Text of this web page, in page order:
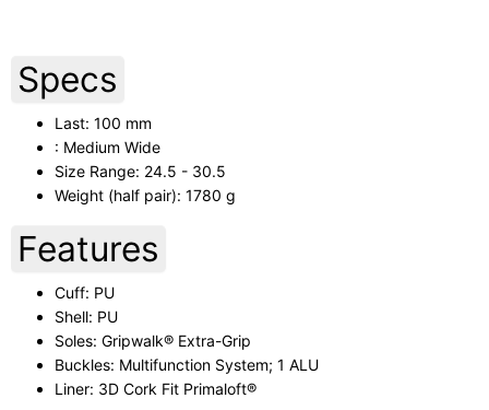
Specs
Last: 100 mm
: Medium Wide
Size Range: 24.5 - 30.5
Weight (half pair): 1780 g
Features
Cuff: PU
Shell: PU
Soles: Gripwalk® Extra-Grip
Buckles: Multifunction System; 1 ALU
Liner: 3D Cork Fit Primaloft®